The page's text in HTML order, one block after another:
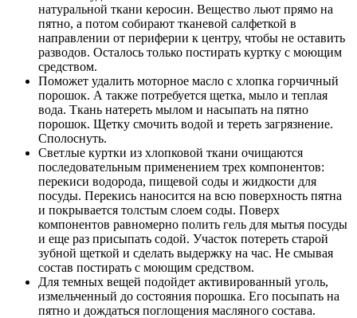
натуральной ткани керосин. Вещество льют прямо на
пятно, а потом собирают тканевой салфеткой в
направлении от периферии к центру, чтобы не оставить
разводов. Осталось только постирать куртку с моющим
средством.
Поможет удалить моторное масло с хлопка горчичный
порошок. А также потребуется щетка, мыло и теплая
вода. Ткань натереть мылом и насыпать на пятно
порошок. Щетку смочить водой и тереть загрязнение.
Сполоснуть.
Светлые куртки из хлопковой ткани очищаются
последовательным применением трех компонентов:
перекиси водорода, пищевой соды и жидкости для
посуды. Перекись наносится на всю поверхность пятна
и покрывается толстым слоем соды. Поверх
компонентов равномерно полить гель для мытья посуды
и еще раз присыпать содой. Участок потереть старой
зубной щеткой и сделать выдержку на час. Не смывая
состав постирать с моющим средством.
Для темных вещей подойдет активированный уголь,
измельченный до состояния порошка. Его посыпать на
пятно и дождаться поглощения масляного состава.